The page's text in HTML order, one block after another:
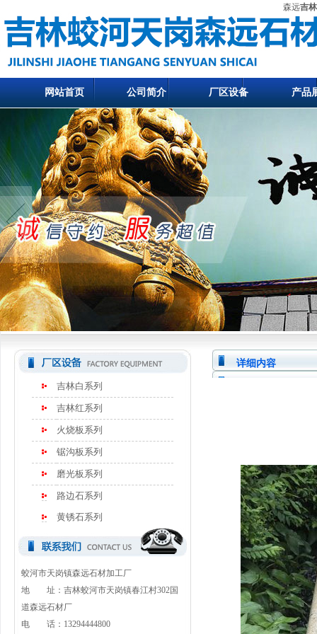
森远吉
网站首页 公司简介 厂区设备 产品
吉林白系列
吉林红系列
火烧板系列
锯沟板系列
磨光板系列
路边石系列
黄锈石系列
蛟河市天岗镇森远石材加工厂
地 址：吉林蛟河市天岗镇春江村302国
道森远石材厂
电 话：13294444800
详细内容